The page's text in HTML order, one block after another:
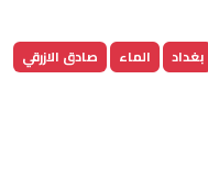
بغداد الماء صادق الازرقي